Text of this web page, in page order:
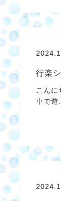
行楽
こん
車で遊